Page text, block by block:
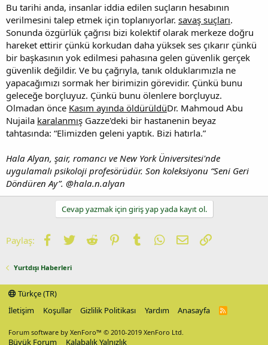
Bu tarihi anda, insanlar iddia edilen suçların hesabının
verilmesini talep etmek için toplanıyorlar. savaş suçları.
Sonunda özgürlük çağrısı bizi kolektif olarak merkeze doğru
hareket ettirir çünkü korkudan daha yüksek ses çıkarır çünkü
bir başkasının yok edilmesi pahasına gelen güvenlik gerçek
güvenlik değildir. Ve bu çağrıyla, tanık olduklarımızla ne
yapacağımızı sormak her birimizin görevidir. Çünkü bunu
geleceğe borçluyuz. Çünkü bunu ölenlere borçluyuz.
Olmadan önce Kasım ayında öldürüldüDr. Mahmoud Abu
Nujaila karalanmış Gazze'deki bir hastanenin beyaz
tahtasında: “Elimizden geleni yaptık. Bizi hatırla.”
Hala Alyan, şair, romancı ve New York Üniversitesi'nde
uygulamalı psikoloji profesörüdür. Son koleksiyonu “Seni Geri
Döndüren Ay”. @hala.n.alyan
Cevap yazmak için giriş yap yada kayıt ol.
Paylaş: Facebook
TwitterReddit PinterestTumblrWhatsApp
E-postaLink
Yurtdışı Haberleri
Türkçe (TR)
İletişim
Koşullar Gizlilik Politikası Yardım Anasayfa
R
Forum software by XenForo™ © 2010-2019 XenForo Ltd.
Büyük Forum Kalabalık Yalnızlık